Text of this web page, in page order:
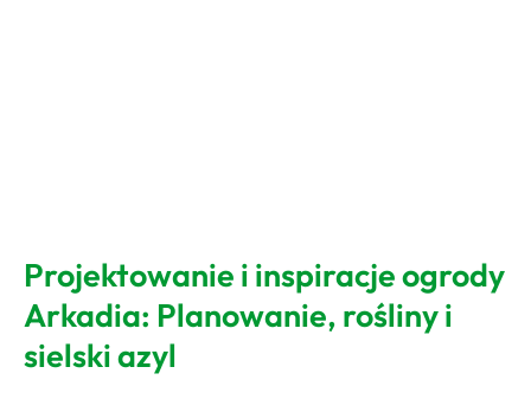
Projektowanie i inspiracje ogrody
Arkadia: Planowanie, rośliny i
sielski azyl